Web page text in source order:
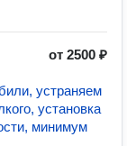
от 2500 ₽
устраняем
установка
минимум